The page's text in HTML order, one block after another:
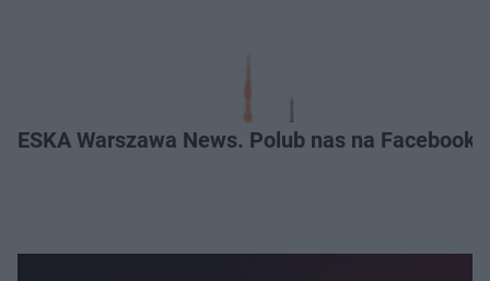
ESKA Warszawa News. Polub nas na